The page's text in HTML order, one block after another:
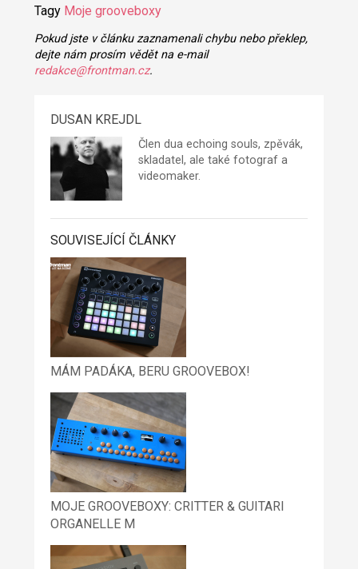
Tagy Moje grooveboxy
Pokud jste v článku zaznamenali chybu nebo překlep,
dejte nám prosím vědět na e-mail
redakce@frontman.cz.
DUSAN KREJDL
Člen dua echoing souls, zpěvák,
skladatel, ale také fotograf a
videomaker.
SOUVISEJÍCÍ ČLÁNKY
MÁM PADÁKA, BERU GROOVEBOX!
MOJE GROOVEBOXY: CRITTER & GUITARI
ORGANELLE M